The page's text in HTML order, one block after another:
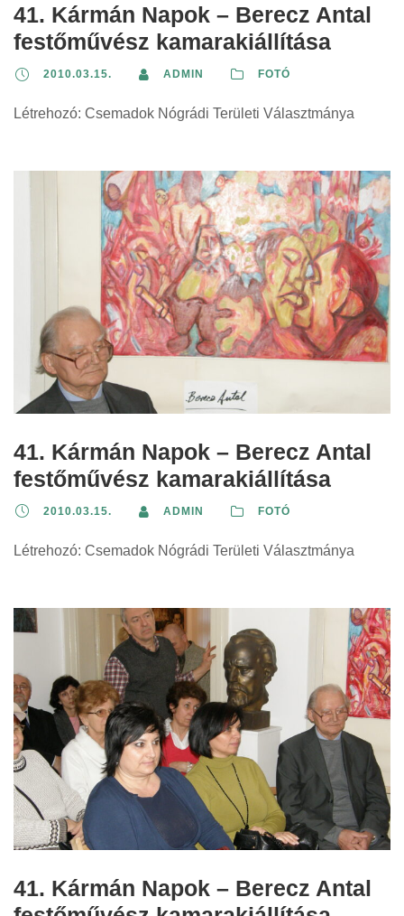
41. Kármán Napok – Berecz Antal
festőművész kamarakiállítása
2010.03.15. ADMIN FOTÓ
Létrehozó: Csemadok Nógrádi Területi Választmánya
41. Kármán Napok – Berecz Antal
festőművész kamarakiállítása
2010.03.15. ADMIN FOTÓ
Létrehozó: Csemadok Nógrádi Területi Választmánya
41. Kármán Napok – Berecz Antal